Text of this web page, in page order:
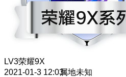
LV3荣耀9X
2021-01-3 12:03属地未知